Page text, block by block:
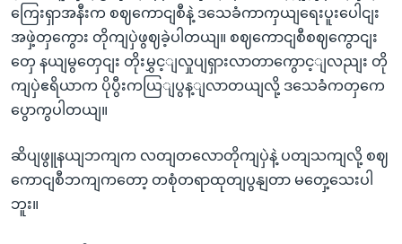
ကြေးရှာအနီးက စဈကောငျစီနဲ့ ဒသေခံကာကှယျရေးပူးပေါငျး
အဖှဲ့တှကွေား တိုကျပှဲဖွဈခဲ့ပါတယျ။ စဈကောငျစီစဈကွောငျး
တှေ နယျမွတှေငျး တိုးမွှင့ျလှုပျရှားလာတာကွောင့ျလညျး တို
ကျပှဲဧရိယာက ပိုပွီးကယြျပွန့ျလာတယျလို့ ဒသေခံကတှကေ
ပွောကွပါတယျ။
ဆိပျဖွူနယျဘကျက လတျတလောတိုကျပှဲနဲ့ ပတျသကျလို့ စဈ
ကောငျစီဘကျကတော့ တစုံတရာထုတျပွနျတာ မတှေ့သေးပါ
ဘူး။